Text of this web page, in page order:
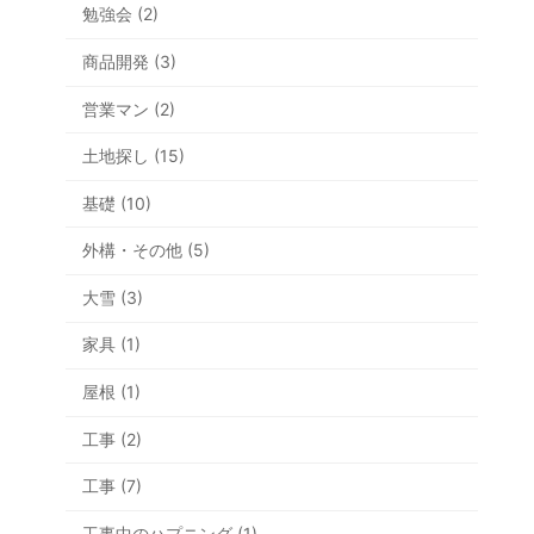
勉強会 (2)
商品開発 (3)
営業マン (2)
土地探し (15)
基礎 (10)
外構・その他 (5)
大雪 (3)
家具 (1)
屋根 (1)
工事 (2)
工事 (7)